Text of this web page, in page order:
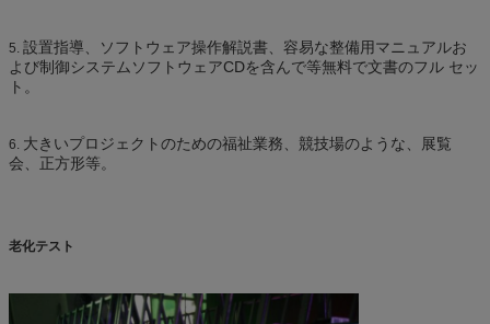
5. 設置指導、ソフトウェア操作解説書、容易な整備用マニュアルお
よび制御システムソフトウェアCDを含んで等無料で文書のフル セッ
ト。
6. 大きいプロジェクトのための福祉業務、競技場のような、展覧
会、正方形等。
老化テスト